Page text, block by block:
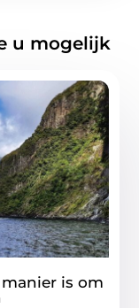
u mogelijk
is om